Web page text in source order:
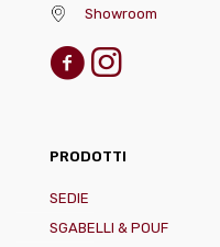
Showroom
PRODOTTI
SEDIE
SGABELLI & POUF